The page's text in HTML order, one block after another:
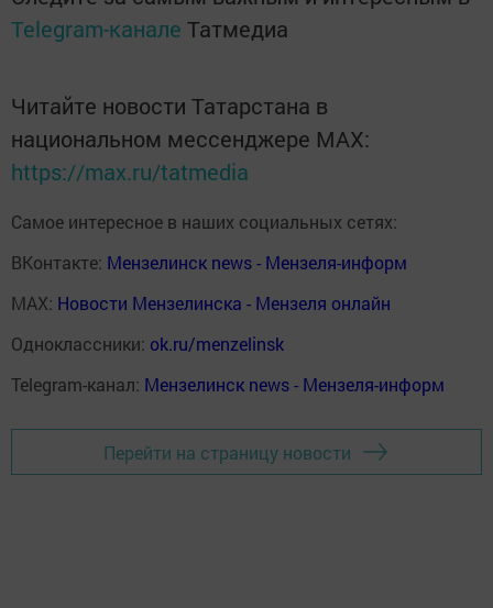
Telegram-канале Татмедиа
Читайте новости Татарстана в
национальном мессенджере MАХ:
https://max.ru/tatmedia
Самое интересное в наших социальных сетях:
ВКонтакте: Мензелинск news - Мензеля-информ
MAX: Новости Мензелинска - Мензеля онлайн
Одноклассники: ok.ru/menzelinsk
Telegram-канал: Мензелинск news - Мензеля-информ
Перейти на страницу новости